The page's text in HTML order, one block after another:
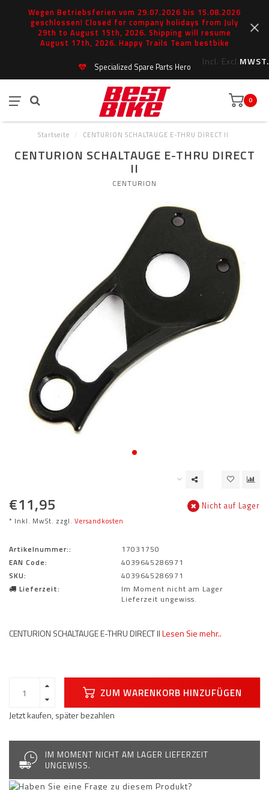
Wegen Betriebsferien vom 29.07.2026 bis 15.08.2026
geschlossen! Closed for company holidays from July
29th to August 15th, 2026. Shipping will resume
August 17th, 2026. Happy Trails Team bestbike
Incl. Excl.MWST.
Specialized Spare Parts Hero
0
Startseite / CENTURION SCHALTAUGE E-THRU DIRECT II
CENTURION SCHALTAUGE E-THRU DIRECT
II
CENTURION
€11,95
* Inkl. MwSt. zzgl. Versandkosten
Nicht auf Lager
Artikelnummer::
17031750
EAN Code:
4039645286971
SKU:
4039645286971
Lieferzeit:
Im Moment nicht am Lager
Lieferzeit ungewiss.
CENTURION SCHALTAUGE E-THRU DIRECT IILesen Sie mehr..
ZUM WARENKORB HINZUFÜGEN
Jetzt kaufen, später bezahlen
IM MOMENT NICHT AM LAGER LIEFERZEIT
UNGEWISS.